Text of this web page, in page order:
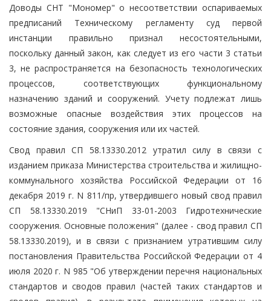
Доводы СНТ "Мономер" о несоответствии оспариваемых
предписаний Техническому регламенту суд первой
инстанции правильно признал несостоятельными,
поскольку данный закон, как следует из его части 3 статьи
3, не распространяется на безопасность технологических
процессов, соответствующих функциональному
назначению зданий и сооружений. Учету подлежат лишь
возможные опасные воздействия этих процессов на
состояние здания, сооружения или их частей.
Свод правил СП 58.13330.2012 утратил силу в связи с
изданием приказа Министерства строительства и жилищно-
коммунального хозяйства Российской Федерации от 16
декабря 2019 г. N 811/пр, утвердившего новый свод правил
СП 58.13330.2019 "СНиП 33-01-2003 Гидротехнические
сооружения. Основные положения" (далее - свод правил СП
58.13330.2019), и в связи с признанием утратившим силу
постановления Правительства Российской Федерации от 4
июля 2020 г. N 985 "Об утверждении перечня национальных
стандартов и сводов правил (частей таких стандартов и